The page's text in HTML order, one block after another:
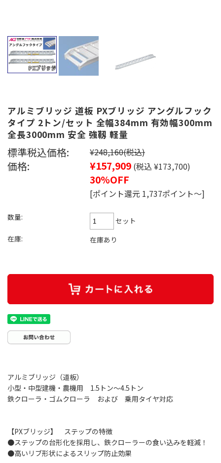
アルミブリッジ 道板 PXブリッジ アングルフック
タイプ 2トン/セット 全幅384mm 有効幅300mm
全長3000mm 安全 強靱 軽量
標準税込価格: ¥248,160(税込)
価格: ¥157,909 (税込 ¥173,700)
30%OFF
[ポイント還元 1,737ポイント～]
数量:
セット
在庫:
在庫あり
アルミブリッジ（道板）
小型・中型建機・農機用 1.5トン～4.5トン
鉄クローラ・ゴムクローラ および 乗用タイヤ対応
【PXブリッジ】 ステップの特徴
●ステップの台形化を採用し、鉄クローラーの食い込みを軽減！
●高いリブ形状によるスリップ防止効果